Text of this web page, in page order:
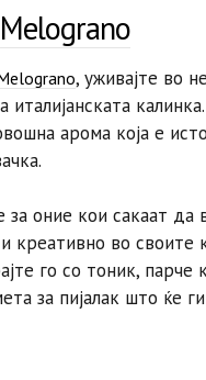
Melograno
, уживајте во
италијанската
арома која е
за оние кои сакаат да
креативно во своите
го со тоник, парче
за пијалак што ќе